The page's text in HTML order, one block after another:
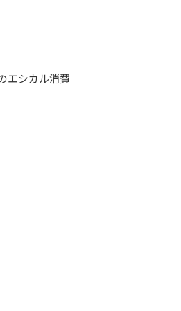
エシカル消費